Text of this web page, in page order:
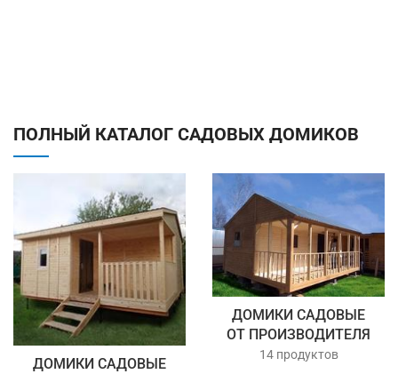
ПОЛНЫЙ КАТАЛОГ САДОВЫХ ДОМИКОВ
ДОМИКИ САДОВЫЕ
ДОМИКИ САДОВЫЕ
ОТ ПРОИЗВОДИТЕЛЯ
14 продуктов